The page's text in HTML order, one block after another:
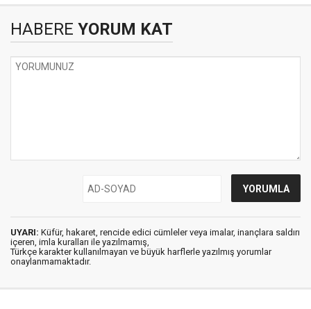
HABERE YORUM KAT
UYARI: Küfür, hakaret, rencide edici cümleler veya imalar, inançlara saldırı
içeren, imla kuralları ile yazılmamış,
Türkçe karakter kullanılmayan ve büyük harflerle yazılmış yorumlar
onaylanmamaktadır.